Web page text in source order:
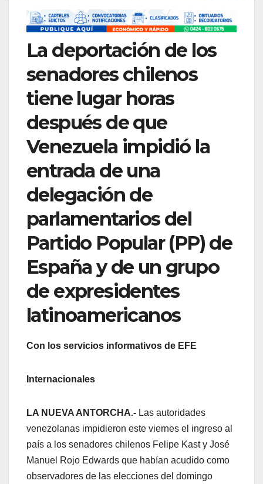
La deportación de los
senadores chilenos
tiene lugar horas
después de que
Venezuela impidió la
entrada de una
delegación de
parlamentarios del
Partido Popular (PP) de
España y de un grupo
de expresidentes
latinoamericanos
Con los servicios informativos de EFE
Internacionales
LA NUEVA ANTORCHA.- Las autoridades
venezolanas impidieron este viernes el ingreso al
país a los senadores chilenos Felipe Kast y José
Manuel Rojo Edwards que habían acudido como
observadores de las elecciones del domingo